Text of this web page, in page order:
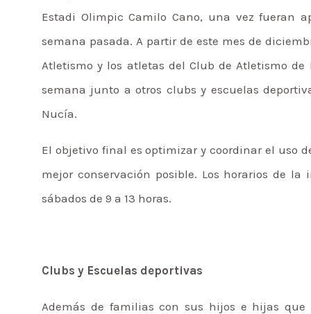
Estadi Olimpic Camilo Cano, una vez fueran
semana pasada. A partir de este mes de
Atletismo y los atletas del Club de Atletismo
semana junto a otros clubs y escuelas
Nucía.
El objetivo final es optimizar y coordinar el uso
mejor conservación posible. Los horarios de
sábados de 9 a 13 horas.
Clubs y Escuelas deportivas
Además de familias con sus hijos e hijas